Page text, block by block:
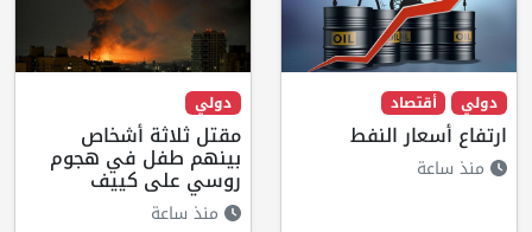
دولي أقتصاد
ارتفاع أسعار النفط
منذ ساعة
دولي
مقتل ثلاثة أشخاص
بينهم طفل في هجوم
روسي على كييف
منذ ساعة